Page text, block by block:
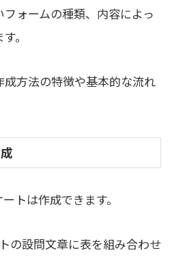
ォームの種類、内容によっ
。
方法の特徴や基本的な流れ
トは作成できます。
の設問文章に表を組み合わせ